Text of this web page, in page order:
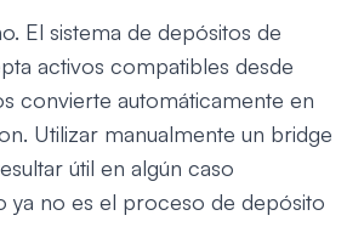
El sistema de depósitos de
activos compatibles desde
convierte automáticamente en
Utilizar manualmente un bridge
útil en algún caso
ya no es el proceso de depósito